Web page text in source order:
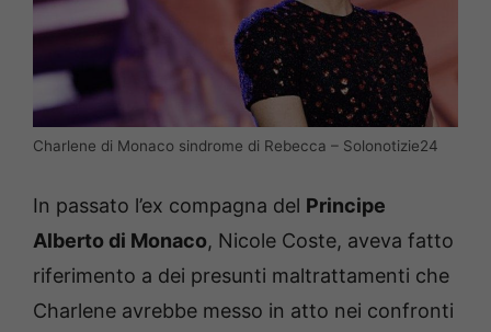
Charlene di Monaco sindrome di Rebecca – Solonotizie24
In passato l’ex compagna del Principe
Alberto di Monaco, Nicole Coste, aveva fatto
riferimento a dei presunti maltrattamenti che
Charlene avrebbe messo in atto nei confronti